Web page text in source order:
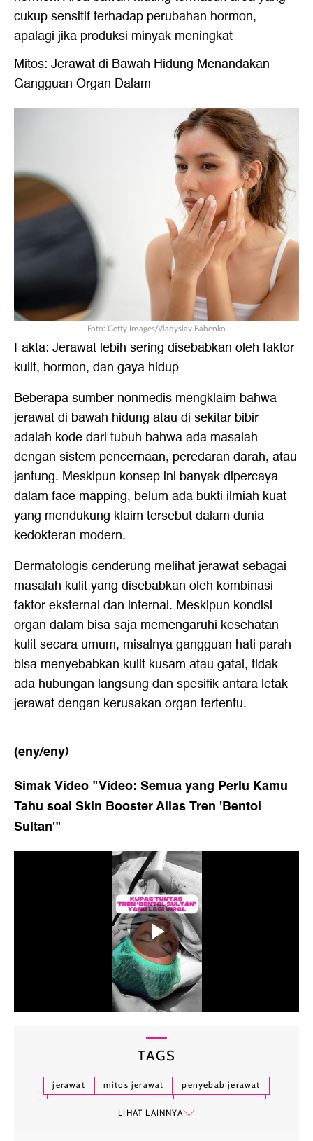
cukup sensitif terhadap perubahan hormon,
apalagi jika produksi minyak meningkat
Mitos: Jerawat di Bawah Hidung Menandakan
Gangguan Organ Dalam
Foto: Getty Images/Vladyslav Babenko
Fakta: Jerawat lebih sering disebabkan oleh faktor
kulit, hormon, dan gaya hidup
Beberapa sumber nonmedis mengklaim bahwa
jerawat di bawah hidung atau di sekitar bibir
adalah kode dari tubuh bahwa ada masalah
dengan sistem pencernaan, peredaran darah, atau
jantung. Meskipun konsep ini banyak dipercaya
dalam face mapping, belum ada bukti ilmiah kuat
yang mendukung klaim tersebut dalam dunia
kedokteran modern.
Dermatologis cenderung melihat jerawat sebagai
masalah kulit yang disebabkan oleh kombinasi
faktor eksternal dan internal. Meskipun kondisi
organ dalam bisa saja memengaruhi kesehatan
kulit secara umum, misalnya gangguan hati parah
bisa menyebabkan kulit kusam atau gatal, tidak
ada hubungan langsung dan spesifik antara letak
jerawat dengan kerusakan organ tertentu.
(eny/eny)
Simak Video "Video: Semua yang Perlu Kamu
Tahu soal Skin Booster Alias Tren 'Bentol
Sultan'"
TAGS
jerawat mitos jerawat
penyebab jerawat
LIHAT LAINNYA